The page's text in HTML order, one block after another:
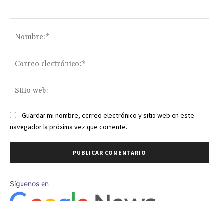
Guardar mi nombre, correo electrónico y sitio web en este
navegador la próxima vez que comente.
Síguenos en